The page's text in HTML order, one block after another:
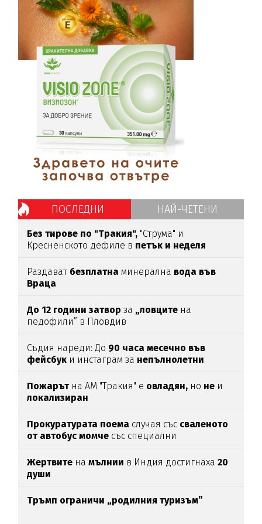
ПОСЛЕДНИ НАЙ-ЧЕТЕНИ
Без тирове по "Тракия", "Струма" и
Кресненското дефиле в петък и неделя
Раздават безплатна минерална вода във
Враца
До 12 години затвор за „ловците на
педофили” в Пловдив
Съдия нареди: До 90 часа месечно във
фейсбук и инстаграм за непълнолетни
Пожарътна АМ "Тракия" е овладян, но не и
локализиран
Прокуратурата поема случая със сваленото
от автобус момче със специални
Жертвите намълнии в Индия достигнаха20
души
Тръмп ограничи „родилния туризъм”